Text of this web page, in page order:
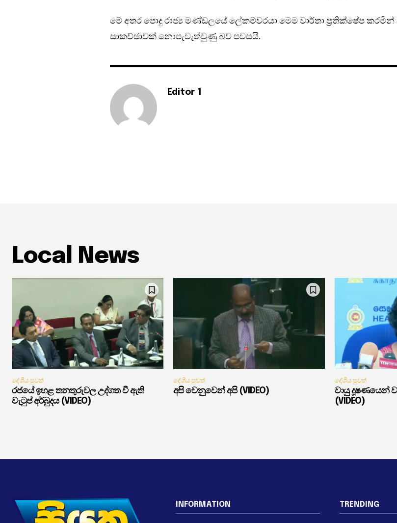
මේ අතර පොදු රාජ්‍ය මණ්ඩලයේ ලේකම්වරයා මෙම වාර්තා ප්‍රතික්ෂේප
සාකච්ඡාවක් නොපැවැත්වුණු බව පවසයි.
Editor 1
Local News
දේශීය පුවත්
රජයේ ඉහළ තනතුරුවල උද්ගත වී ඇති
වැටුප් අර්බුදය (VIDEO)
දේශීය පුවත්
අපි වෙනුවෙන් අපි (VIDEO)
දේශීය පුවත්
වායු දූෂණයෙන්
(VIDEO)
INFORMATION TRENDING